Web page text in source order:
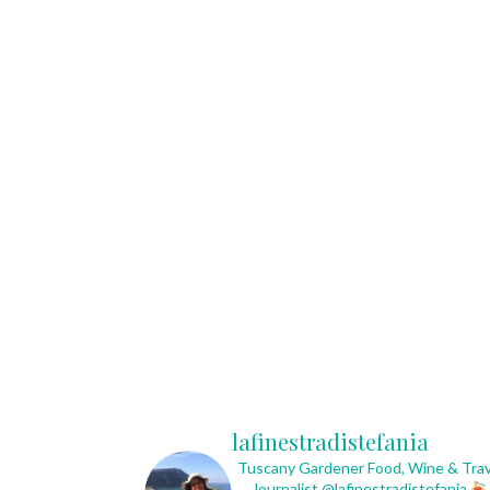
lafinestradistefania
Tuscany GardenerFood, Wine &